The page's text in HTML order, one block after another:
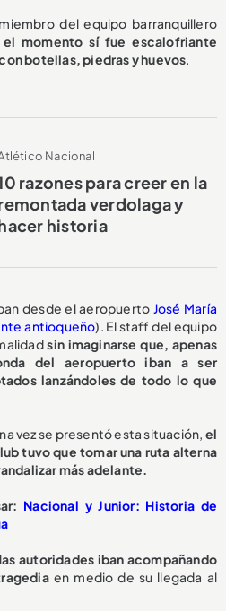
del equipo barranquillero
el momento sí fue escalofriante
botellas, piedras y huevos.
Nacional
razones para creer en la
verdolaga y
historia
desde el aeropuerto José María
antioqueño). El staff del equipo
sin imaginarse que, apenas
del aeropuerto iban a ser
lanzándoles de todo lo que
vez se presentó esta situación, el
tuvo que tomar una ruta alterna
más adelante.
Nacional y Junior: Historia de
as autoridades iban acompañando
en medio de su llegada al